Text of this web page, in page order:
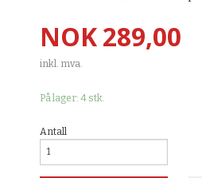
Pris
NOK289,00
inkl. mva.
På lager: 4 stk.
Antall